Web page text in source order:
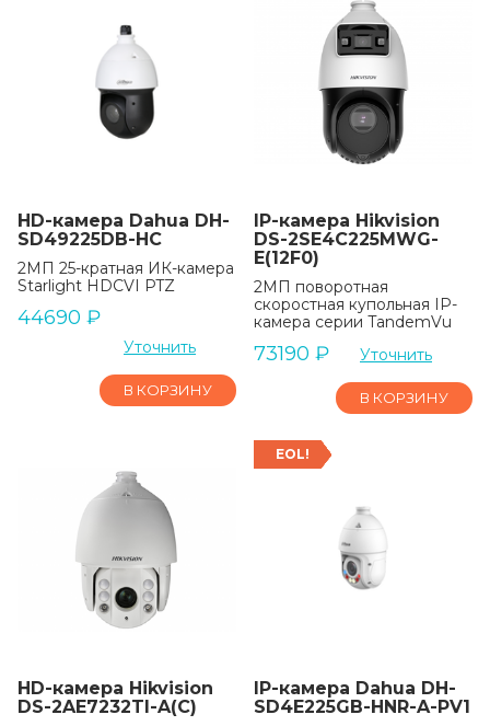
HD-камера Dahua DH-
SD49225DB-HC
2МП 25-кратная ИК-камера
Starlight HDCVI PTZ
44690 ₽
Уточнить
В КОРЗИНУ
IP-камера Hikvision
DS-2SE4C225MWG-
E(12F0)
2МП поворотная
скоростная купольная IP-
камера серии TandemVu
73190 ₽ Уточнить
В КОРЗИНУ
HD-камера Hikvision
DS-2AE7232TI-A(C)
EOL!
IP-камера Dahua DH-
SD4E225GB-HNR-A-PV1